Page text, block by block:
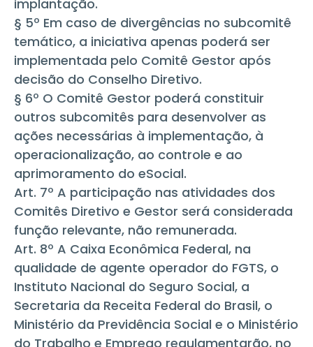
implantação.
§ 5º Em caso de divergências no subcomitê
temático, a iniciativa apenas poderá ser
implementada pelo Comitê Gestor após
decisão do Conselho Diretivo.
§ 6º O Comitê Gestor poderá constituir
outros subcomitês para desenvolver as
ações necessárias à implementação, à
operacionalização, ao controle e ao
aprimoramento do eSocial.
Art. 7º A participação nas atividades dos
Comitês Diretivo e Gestor será considerada
função relevante, não remunerada.
Art. 8º A Caixa Econômica Federal, na
qualidade de agente operador do FGTS, o
Instituto Nacional do Seguro Social, a
Secretaria da Receita Federal do Brasil, o
Ministério da Previdência Social e o Ministério
do Trabalho e Emprego regulamentarão, no